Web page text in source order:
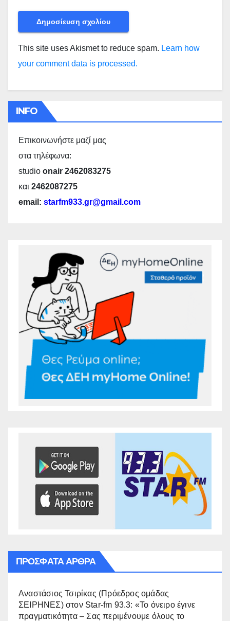
This site uses Akismet to reduce spam. Learn how
your comment data is processed.
INFO
Επικοινωνήστε μαζί μας
στα τηλέφωνα:
studio onair 2462083275
και 2462087275
email: starfm933.gr@gmail.com
ΠΡΌΣΦΑΤΑ ΆΡΘΡΑ
Αναστάσιος Τσιρίκας (Πρόεδρος ομάδας
ΣΕΙΡΗΝΕΣ) στον Star-fm 93.3: «Το όνειρο έγινε
πραγματικότητα – Σας περιμένουμε όλους το